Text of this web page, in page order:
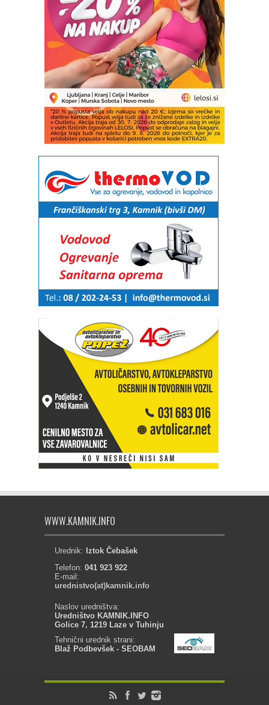
WWW.KAMNIK.INFO
Urednik: Iztok Čebašek
Telefon: 041 923 922
E-mail:
urednistvo(at)kamnik.info
Naslov uredništva:
Uredništvo KAMNIK.INFO
Golice 7, 1219 Laze v Tuhinju
Tehnični urednik strani:
Blaž Podbevšek - SEOBAM